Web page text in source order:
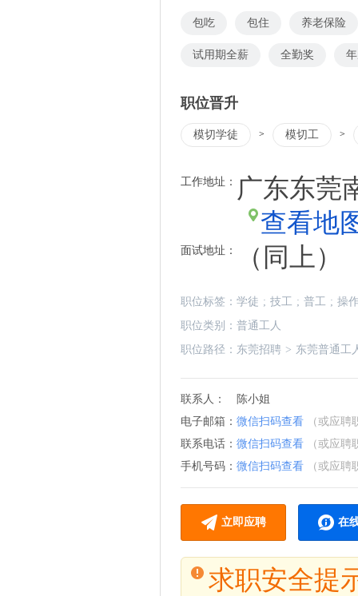
包吃 包住 养老保险
试用期全薪 全勤奖
职位晋升
模切学徒 > 模切工 >
工作地址：
广东东莞
查看地
面试地址： （同上）
职位标签： 学徒 ; 技工 ; 普工 ; 操
职位类别： 普通工人
职位路径： 东莞招聘 > 东莞普通工
联系人：
陈小姐
电子邮箱： 微信扫码查看
（或应聘
联系电话： 微信扫码查看
（或应聘
手机号码： 微信扫码查看 （或应聘
立即应聘 在
求职安全提